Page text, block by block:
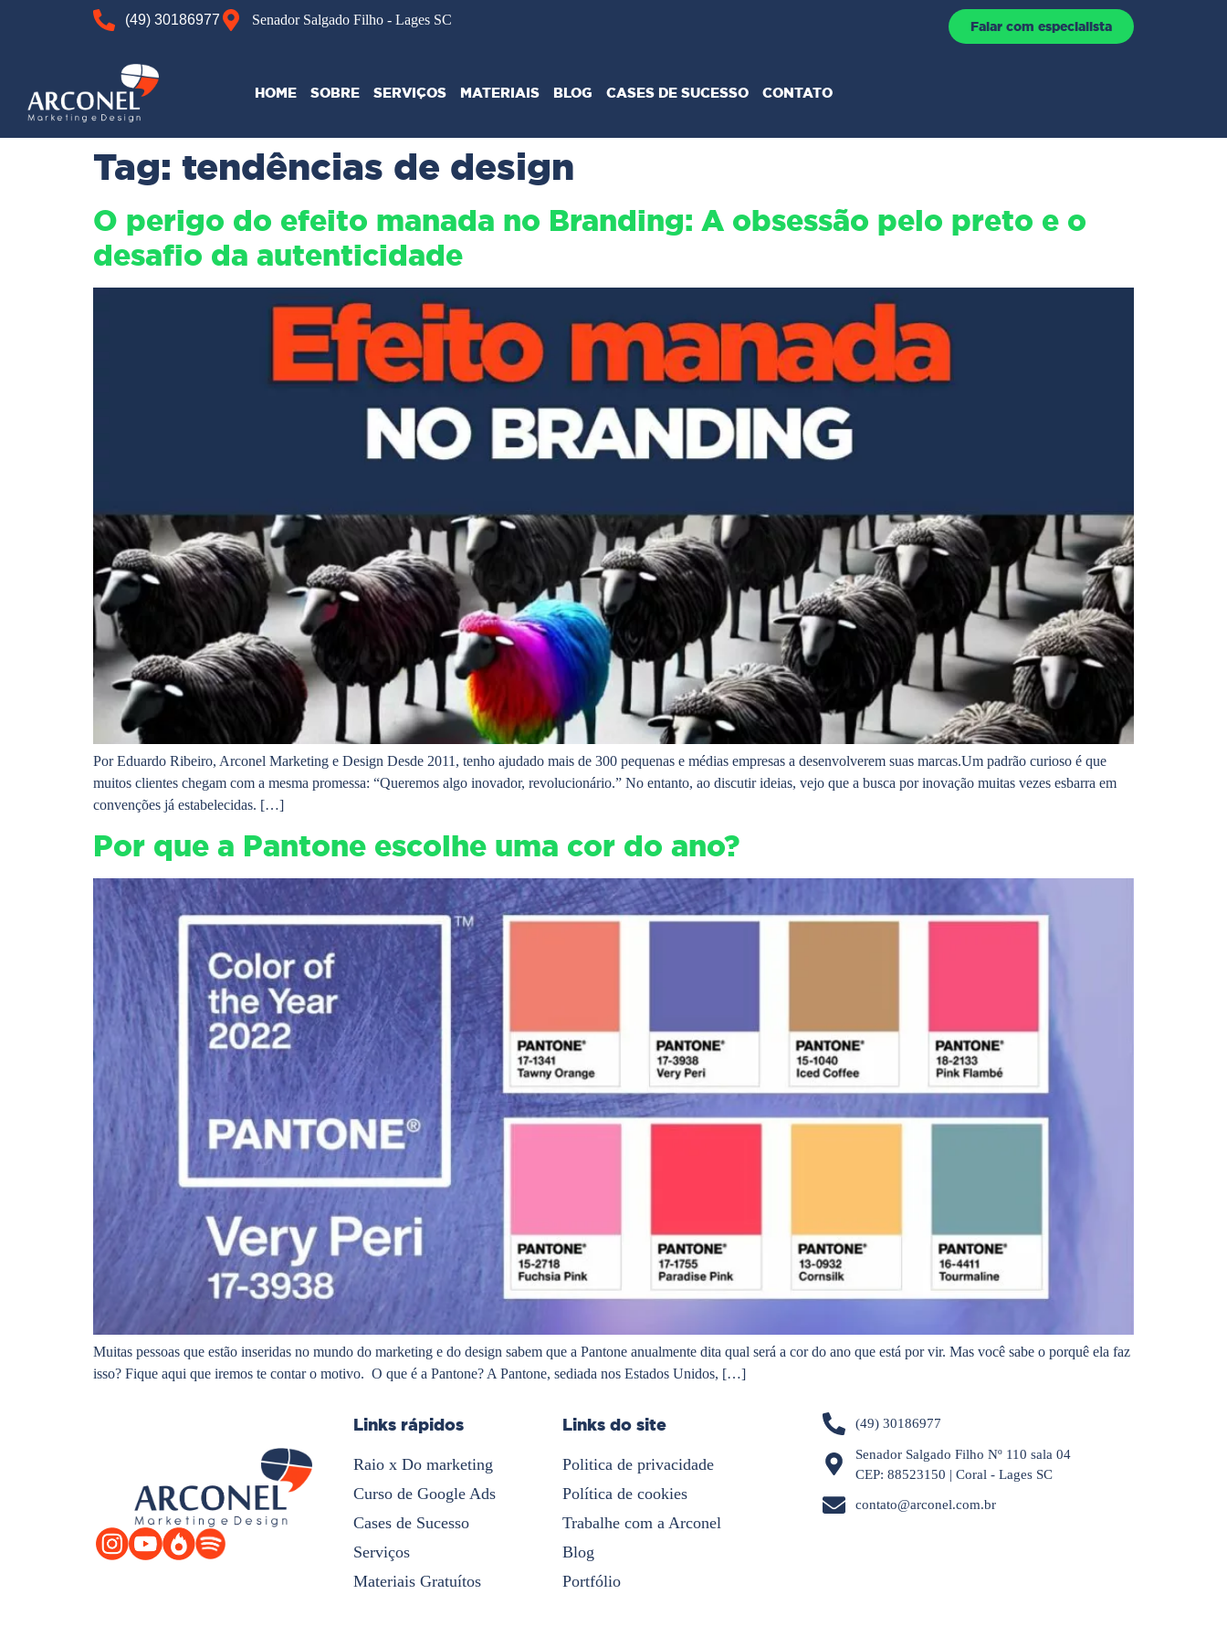
(49) 30186977 Senador Salgado Filho - Lages SC Falar com especialista
HOME SOBRE SERVIÇOS MATERIAIS BLOG CASES DE SUCESSO CONTATO
Tag: tendências de design
O perigo do efeito manada no Branding: A obsessão pelo preto e o
desafio da autenticidade
Por Eduardo Ribeiro, Arconel Marketing e Design Desde 2011, tenho ajudado mais de 300 pequenas e médias empresas a desenvolverem suas marcas.Um padrão curioso é que
muitos clientes chegam com a mesma promessa: “Queremos algo inovador, revolucionário.” No entanto, ao discutir ideias, vejo que a busca por inovação muitas vezes esbarra em
convenções já estabelecidas. […]
Por que a Pantone escolhe uma cor do ano?
Muitas pessoas que estão inseridas no mundo do marketing e do design sabem que a Pantone anualmente dita qual será a cor do ano que está por vir. Mas você sabe o porquê ela faz
isso? Fique aqui que iremos te contar o motivo. O que é a Pantone? A Pantone, sediada nos Estados Unidos, […]
Links rápidos
Raio x Do marketing
Curso de Google Ads
Cases de Sucesso
Serviços
Materiais Gratuítos
Links do site
Politica de privacidade
Política de cookies
Trabalhe com a Arconel
Blog
Portfólio
(49) 30186977
Senador Salgado Filho Nº 110 sala 04
CEP: 88523150 | Coral - Lages SC
contato@arconel.com.br